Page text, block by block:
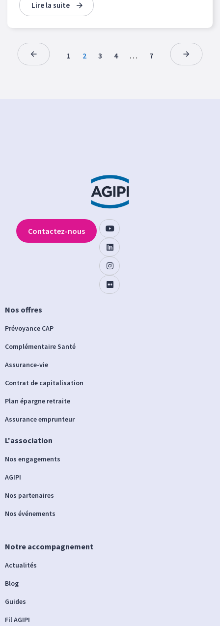
Lire la suite
1 2 3 4 … 7
Nos offres
Prévoyance CAP
Complémentaire Santé
Assurance-vie
Contrat de capitalisation
Plan épargne retraite
Assurance emprunteur
L'association
Nos engagements
AGIPI
Nos partenaires
Nos événements
Notre accompagnement
Actualités
Blog
Guides
Fil AGIPI
Contactez-nous